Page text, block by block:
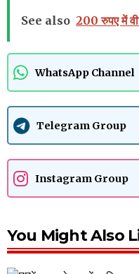
See also 200 रुपए में
WhatsApp Channel
Telegram Group
Instagram Group
You Might Also